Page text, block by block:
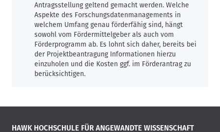
Antragsstellung geltend gemacht werden. Welche
Aspekte des Forschungsdatenmanagements in
welchem Umfang genau förderfähig sind, hängt
sowohl vom Fördermittelgeber als auch vom
Förderprogramm ab. Es lohnt sich daher, bereits bei
der Projektbeantragung Informationen hierzu
einzuholen und die Kosten ggf. im Förderantrag zu
berücksichtigen.
HAWK HOCHSCHULE FÜR ANGEWANDTE WISSENSCHAFT